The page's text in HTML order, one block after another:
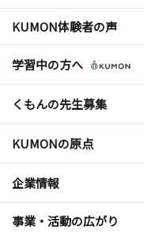
KUMON体験者の声
学習中の方へ
くもんの先生募集
KUMONの原点
企業情報
事業・活動の広がり